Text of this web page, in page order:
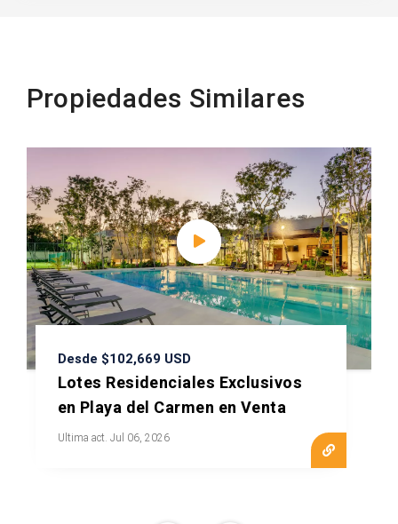
Propiedades Similares
Desde $102,669 USD
Lotes Residenciales Exclusivos
en Playa del Carmen en Venta
Ultima act. Jul 06, 2026